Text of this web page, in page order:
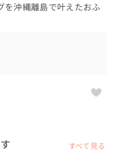
を沖縄離島で叶えたおふ
すべて見る